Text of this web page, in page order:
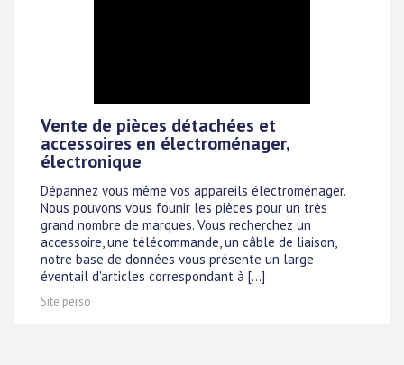
Vente de pièces détachées et
accessoires en électroménager,
électronique
Dépannez vous même vos appareils électroménager.
Nous pouvons vous founir les pièces pour un très
grand nombre de marques. Vous recherchez un
accessoire, une télécommande, un câble de liaison,
notre base de données vous présente un large
éventail d'articles correspondant à [...]
Site perso